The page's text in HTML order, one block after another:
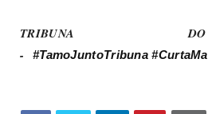
TRIBUNA
-
#TamoJuntoTribuna